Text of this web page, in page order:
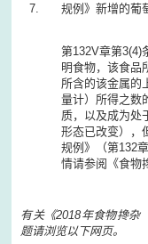
7.
规例》新增的葡
第132V章第3(4)
明食物，该食品
所含的该金属的
量计）所得之数
质，以及成为处
形态已改变），
规例》（第132
情请参阅《食物
有关《2018年食物搀杂
题请浏览以下网页。